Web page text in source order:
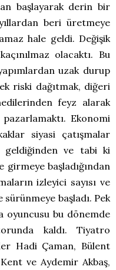
başlayarak derin bir
beri üretmeye
hale geldi. Değişik
olacaktı. Bu
uzak durup
riski dağıtmak, diğeri
feyz alarak
Ekonomi
siyasi çatışmalar
geldiğinden ve tabi ki
başladığından
izleyici sayısı ve
başladı. Pek
oyuncusu bu dönemde
kaldı. Tiyatro
Hadi Çaman, Bülent
ve Aydemir Akbaş,